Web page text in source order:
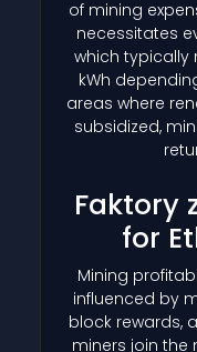
of mining
necessitates
which typically
kWh
areas where
subsidized,
Faktory
for
Mining
influenced by
block rewards,
miners join the